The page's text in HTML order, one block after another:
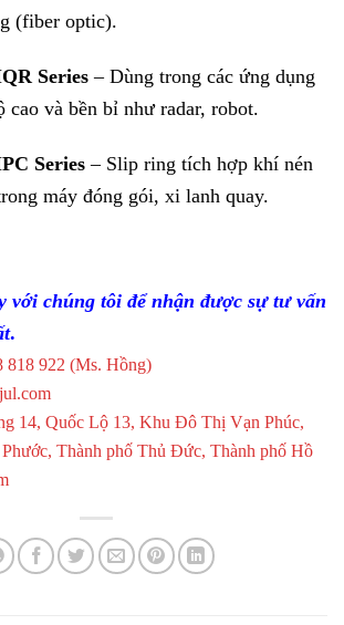
(fiber optic).
Series– Dùng trong các ứng dụng
cao và bền bỉ như radar, robot.
Series– Slip ring tích hợp khí nén
máy đóng gói, xi lanh quay.
với chúng tôi để nhận được sự tư vấn
.
818 922 (Ms. Hồng)
14, Quốc Lộ 13, Khu Đô Thị Vạn Phúc,
Thành phố Thủ Đức, Thành phố Hồ